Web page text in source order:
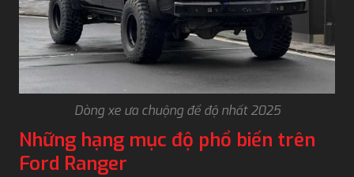
Dòng xe ưa chuộng để độ nhất 2025
Những hạng mục độ phổ biến trên
Ford Ranger